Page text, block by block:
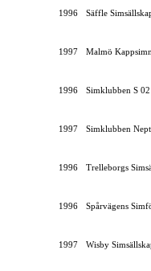
1996 Säffle
1997 Malmö
1996 Simklubben S 02
1997 Simklubben
1996 Trelleborgs
1996 Spårvägens
1997 Wisby